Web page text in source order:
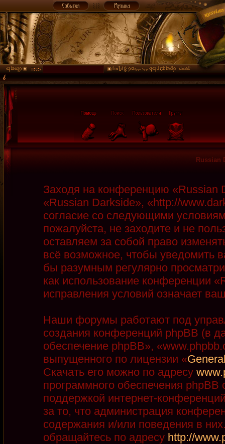
Russian
Заходя на конференцию
«Russian Darkside», «http://
согласие со следующими
пожалуйста, не заходите и не
оставляем за собой право
всё возможное, чтобы уведомить
бы разумным регулярно
как использование конференции
исправления условий означает
Наши форумы работают под
создания конференций phpBB (в
обеспечение phpBB»,
выпущенного по лицензии «
Скачать его можно по адресу
программного обеспечения phpBB
поддержкой интернет-
за то, что администрация
содержания и/или поведения в
обращайтесь по адресу http://